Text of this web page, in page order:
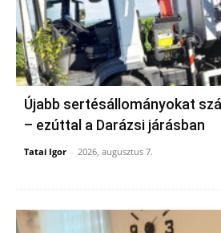
Újabb sertésállományokat
– ezúttal a Darázsi járásban
Tatai Igor - 2026, augusztus 7.